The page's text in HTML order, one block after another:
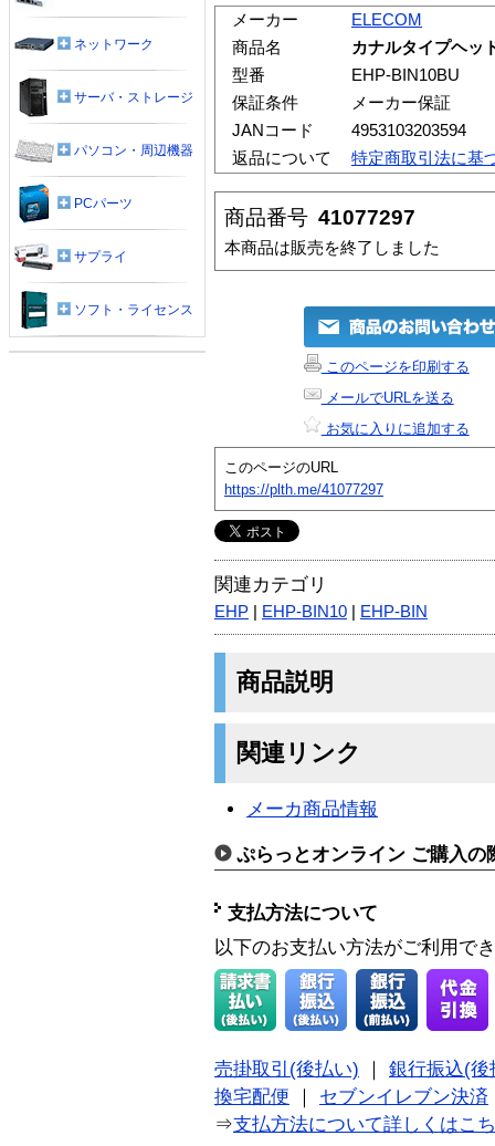
メーカー
ELECOM
商品名
カナルタイプヘッ
型番
EHP-BIN10BU
保証条件
メーカー保証
JANコード
4953103203594
返品について
特定商取引法に基
商品番号 41077297
本商品は販売を終了しました
このページを印刷する
メールでURLを送る
お気に入りに追加する
このページのURL
https://plth.me/41077297
関連カテゴリ
EHP EHP-BIN10 EHP-BIN
商品説明
関連リンク
メーカ商品情報
ぷらっとオンライン ご購入の
支払方法について
以下のお支払い方法がご利用で
売掛取引(後払い)
銀行振込(後
換宅配便
セブンイレブン決済
⇒支払方法について詳しくはこ
ネットワーク
サーバ・ストレージ
パソコン・周辺機器
PCパーツ
サプライ
ソフト・ライセンス